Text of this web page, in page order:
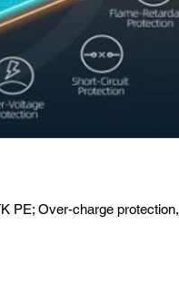
PE; Over-charge protection,